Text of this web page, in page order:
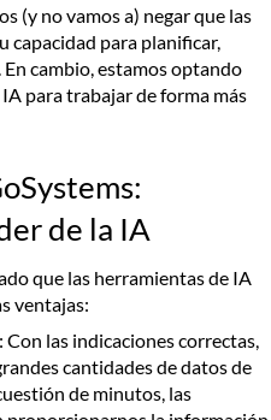
(y no vamos a) negar que las
capacidad para planificar,
cambio, estamos optando
para trabajar de forma más
de la IA
que las herramientas de IA
ventajas:
: Con las indicaciones correctas,
cantidades de datos de
de minutos, las